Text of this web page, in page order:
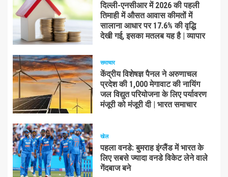
दिल्ली-एनसीआर में 2026 की पहली
तिमाही में औसत आवास कीमतों में
सालाना आधार पर 17.6% की वृद्धि
देखी गई, इसका मतलब यह है | व्यापार
समाचार
केंद्रीय विशेषज्ञ पैनल ने अरुणाचल
प्रदेश की 1,000 मेगावाट की नायिंग
जल विद्युत परियोजना के लिए पर्यावरण
मंजूरी को मंजूरी दी | भारत समाचार
खेल
पहला वनडे: बुमराह इंग्लैंड में भारत के
लिए सबसे ज्यादा वनडे विकेट लेने वाले
गेंदबाज बने